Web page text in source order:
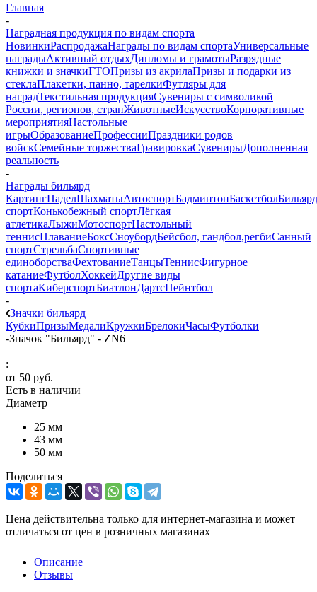
Главная
-
Наградная продукция по видам спорта
НовинкиРаспродажаНаграды по видам спортаУниверсальные
наградыАктивный отдыхДипломы и грамотыРазрядные
книжки и значкиГТОПризы из акрилаПризы и подарки из
стеклаПлакетки, панно, тарелкиФутляры для
наградТекстильная продукцияСувениры с символикой
России, регионов, странЖивотныеИскусствоКорпоративные
мероприятияНастольные
игрыОбразованиеПрофессииПраздники родов
войскСемейные торжестваГравировкаСувенирыДополненная
реальность
-
Награды бильярд
КартингПаделШахматыАвтоспортБадминтонБаскетболБильярд
спортКонькобежный спортЛёгкая
атлетикаЛыжиМотоспортНастольный
теннисПлаваниеБоксСноубордБейсбол, гандбол,регбиСанный
спортСтрельбаСпортивные
единоборстваФехтованиеТанцыТеннисФигурное
катаниеФутболХоккейДругие виды
спортаКиберспортБиатлонДартсПейнтбол
-
Значки бильярд
КубкиПризыМедалиКружкиБрелокиЧасыФутболки
-Значок "Бильярд" - ZN6
:
от 50 руб.
Есть в наличии
Диаметр
25 мм
43 мм
50 мм
Поделиться
Цена действительна только для интернет-магазина и может
отличаться от цен в розничных магазинах
Описание
Отзывы